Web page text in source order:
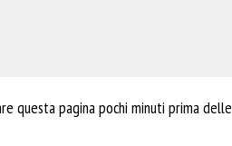
questa pagina pochi minuti prima delle